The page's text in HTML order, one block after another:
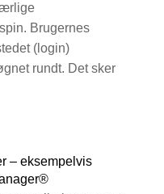
Brugernes
(login)
rundt. Det sker
– eksempelvis